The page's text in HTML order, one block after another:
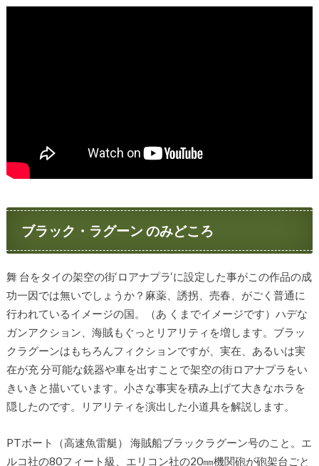
ブラック・ラグーン のみどころ
舞 台をタイの架空の街‘ロアナプラ‘に設定した事がこの作品の成
功一因では無いでしょうか？麻薬、誘拐、売春、がごく普通に
行われているイメージの国。（あ くまでイメージです）ハデな
ガンアクション、海賊もぐっとリアリティを増します。ブラッ
クラグーンはもちろんフィクションですが、実在、あるいは実
在が充 分可能な銃器や車を出すことで架空の街ロアナプラをい
きいきと描いています。小さな事実を積み上げて大きなホラを
隠したのです。リアリティを演出した小道具を解説します。
PTボート（高速魚雷艇） 海賊船ブラックラグーン号のこと。エ
ルコ社の80フィート級、エリコン社の20㎜機関砲が砲架台ごと